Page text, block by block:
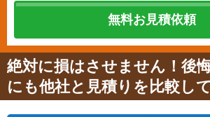
無料お見積依頼
絶対に損はさせません！後
にも他社と見積りを比較し